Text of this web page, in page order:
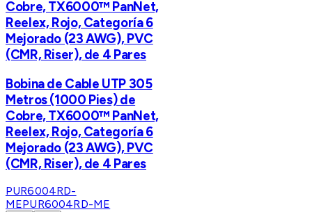
Cobre, TX6000™ PanNet,
Reelex, Rojo, Categoría 6
Mejorado (23 AWG), PVC
(CMR, Riser), de 4 Pares
Bobina de Cable UTP 305
Metros (1000 Pies) de
Cobre, TX6000™ PanNet,
Reelex, Rojo, Categoría 6
Mejorado (23 AWG), PVC
(CMR, Riser), de 4 Pares
PUR6004RD-
MEPUR6004RD-ME